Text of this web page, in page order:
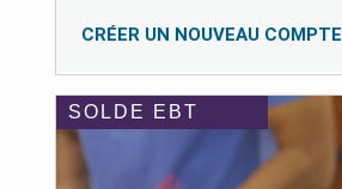
CRÉER UN NOUVEAU COMPTE
SOLDE EBT